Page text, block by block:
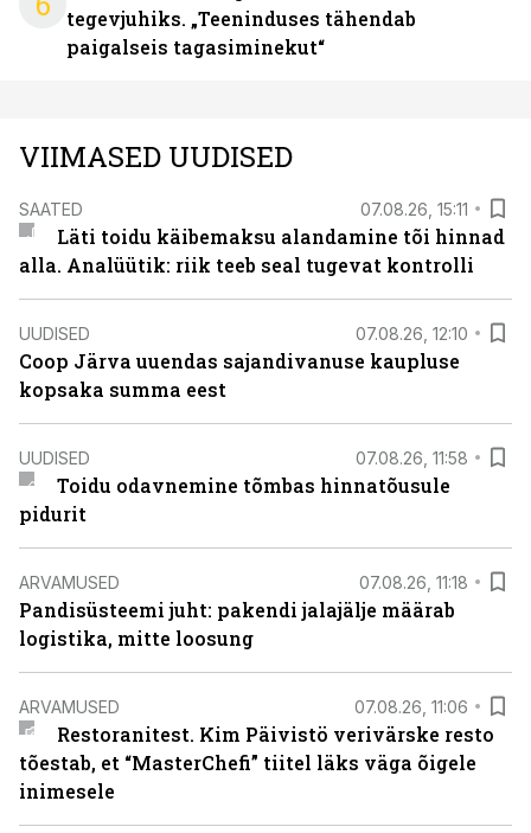
tegevjuhiks. „Teeninduses tähendab
paigalseis tagasiminekut“
VIIMASED UUDISED
SAATED 07.08.26, 15:11
Läti toidu käibemaksu alandamine tõi hinnad
alla. Analüütik: riik teeb seal tugevat kontrolli
UUDISED 07.08.26, 12:10
Coop Järva uuendas sajandivanuse kaupluse
kopsaka summa eest
UUDISED 07.08.26, 11:58
Toidu odavnemine tõmbas hinnatõusule
pidurit
ARVAMUSED 07.08.26, 11:18
Pandisüsteemi juht: pakendi jalajälje määrab
logistika, mitte loosung
ARVAMUSED 07.08.26, 11:06
Restoranitest. Kim Päivistö verivärske resto
tõestab, et “MasterChefi” tiitel läks väga õigele
inimesele